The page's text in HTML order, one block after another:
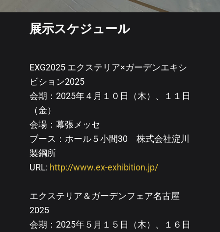
展示スケジュール
EXG2025 エクステリア×ガーデンエキシ
ビション2025
会期：2025年４月１０日（木）、１１日
（金）
会場：幕張メッセ
ブース：ホール５小間30 株式会社淀川
製鋼所
URL: http://www.ex-exhibition.jp/
エクステリア＆ガーデンフェア名古屋
2025
会期：2025年５月１５日（木）、１６日